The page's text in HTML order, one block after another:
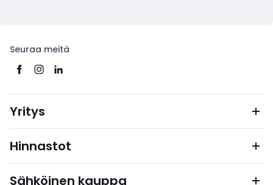
Seuraa meitä
Yritys
Hinnastot
Sähköinen kauppa